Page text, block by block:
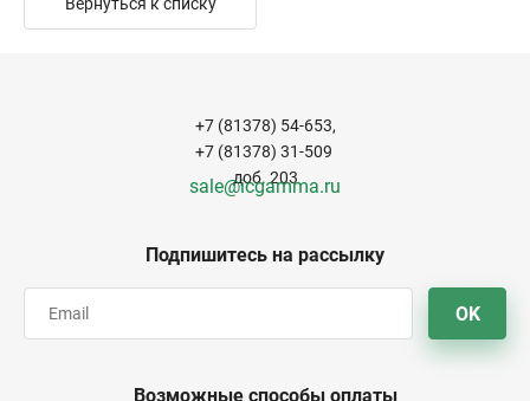
Подпишитесь на рассылку
OK
+7 (81378) 54-653,
+7 (81378) 31-509
доб. 203
sale@icgamma.ru
Возможные способы оплаты